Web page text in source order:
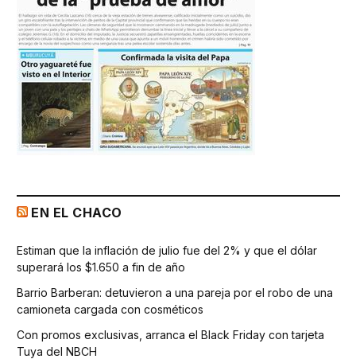
EN EL CHACO
Estiman que la inflación de julio fue del 2% y que el dólar
superará los $1.650 a fin de año
Barrio Barberan: detuvieron a una pareja por el robo de una
camioneta cargada con cosméticos
Con promos exclusivas, arranca el Black Friday con tarjeta
Tuya del NBCH